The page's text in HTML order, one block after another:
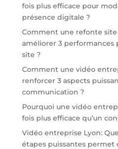
fois plus efficace pour
présence digitale ?
Comment une refonte
améliorer 3 performances
site ?
Comment une vidéo
renforcer 3 aspects
communication ?
Pourquoi une vidéo
fois plus efficace qu’un
Vidéo entreprise Lyon:
étapes puissantes